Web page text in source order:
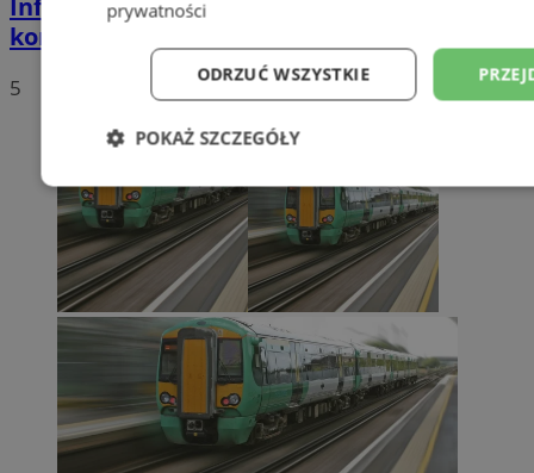
Informacje dotyczące odbioru odpadów
komunalnych na terenie Orzesza
5
prywatności
ODRZUĆ WSZYSTKIE
POKAŻ SZCZEGÓŁY
Niezbędne Wydajność
Niesklasyfikowane
Wydajność Targetowanie